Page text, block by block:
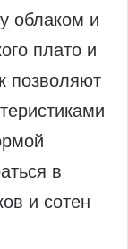
облаком и
плато и
позволяют
в
и сотен